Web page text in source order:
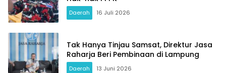
Daerah 16 Juli 2026
Tak Hanya Tinjau Samsat, Direktur Jasa
Raharja Beri Pembinaan di Lampung
Daerah 13 Juni 2026